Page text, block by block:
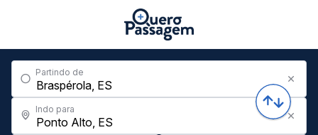
Partindo de
Indo para